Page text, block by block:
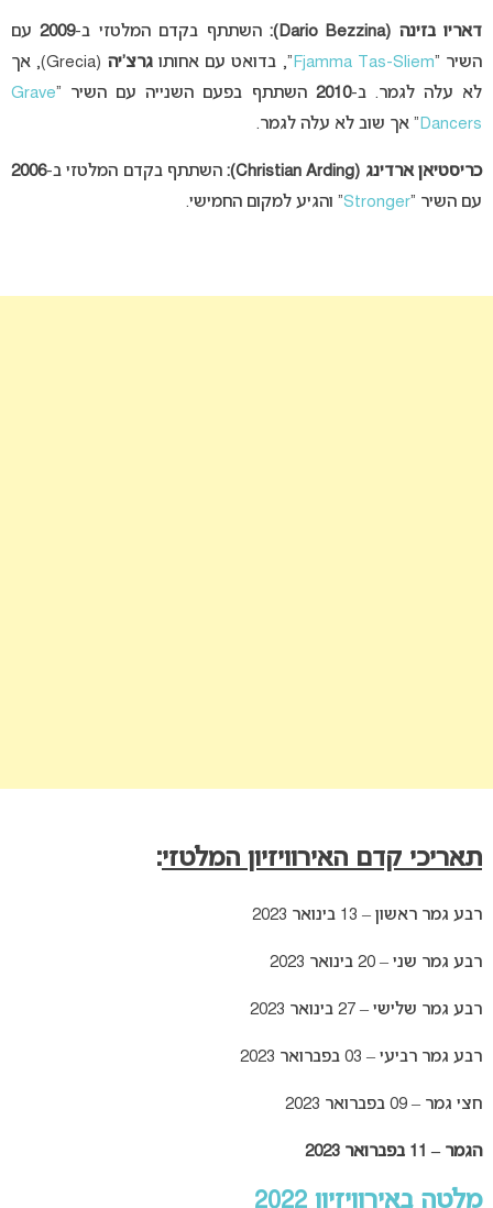
דאריו בזינה (Dario Bezzina): השתתף בקדם המלטזי ב-2009עם
השיר “Fjamma Tas-Sliem“, בדואט עם אחותוגרצ’יה
(Grecia), אך
לא עלה לגמר. ב-2010 השתתף בפעם השנייה עם השיר “Grave
Dancers” אך שוב לא עלה לגמר.
כריסטיאן ארדינג (Christian Arding): השתתף בקדם המלטזי ב-2006
עם השיר “Stronger” והגיע למקום החמישי.
תאריכי קדם האירוויזיון המלטזי:
רבע גמר ראשון – 13 בינואר 2023
רבע גמר שני – 20 בינואר 2023
רבע גמר שלישי – 27 בינואר 2023
רבע גמר רביעי – 03 בפברואר 2023
חצי גמר – 09 בפברואר 2023
הגמר – 11 בפברואר 2023
מלטה באירוויזיון 2022